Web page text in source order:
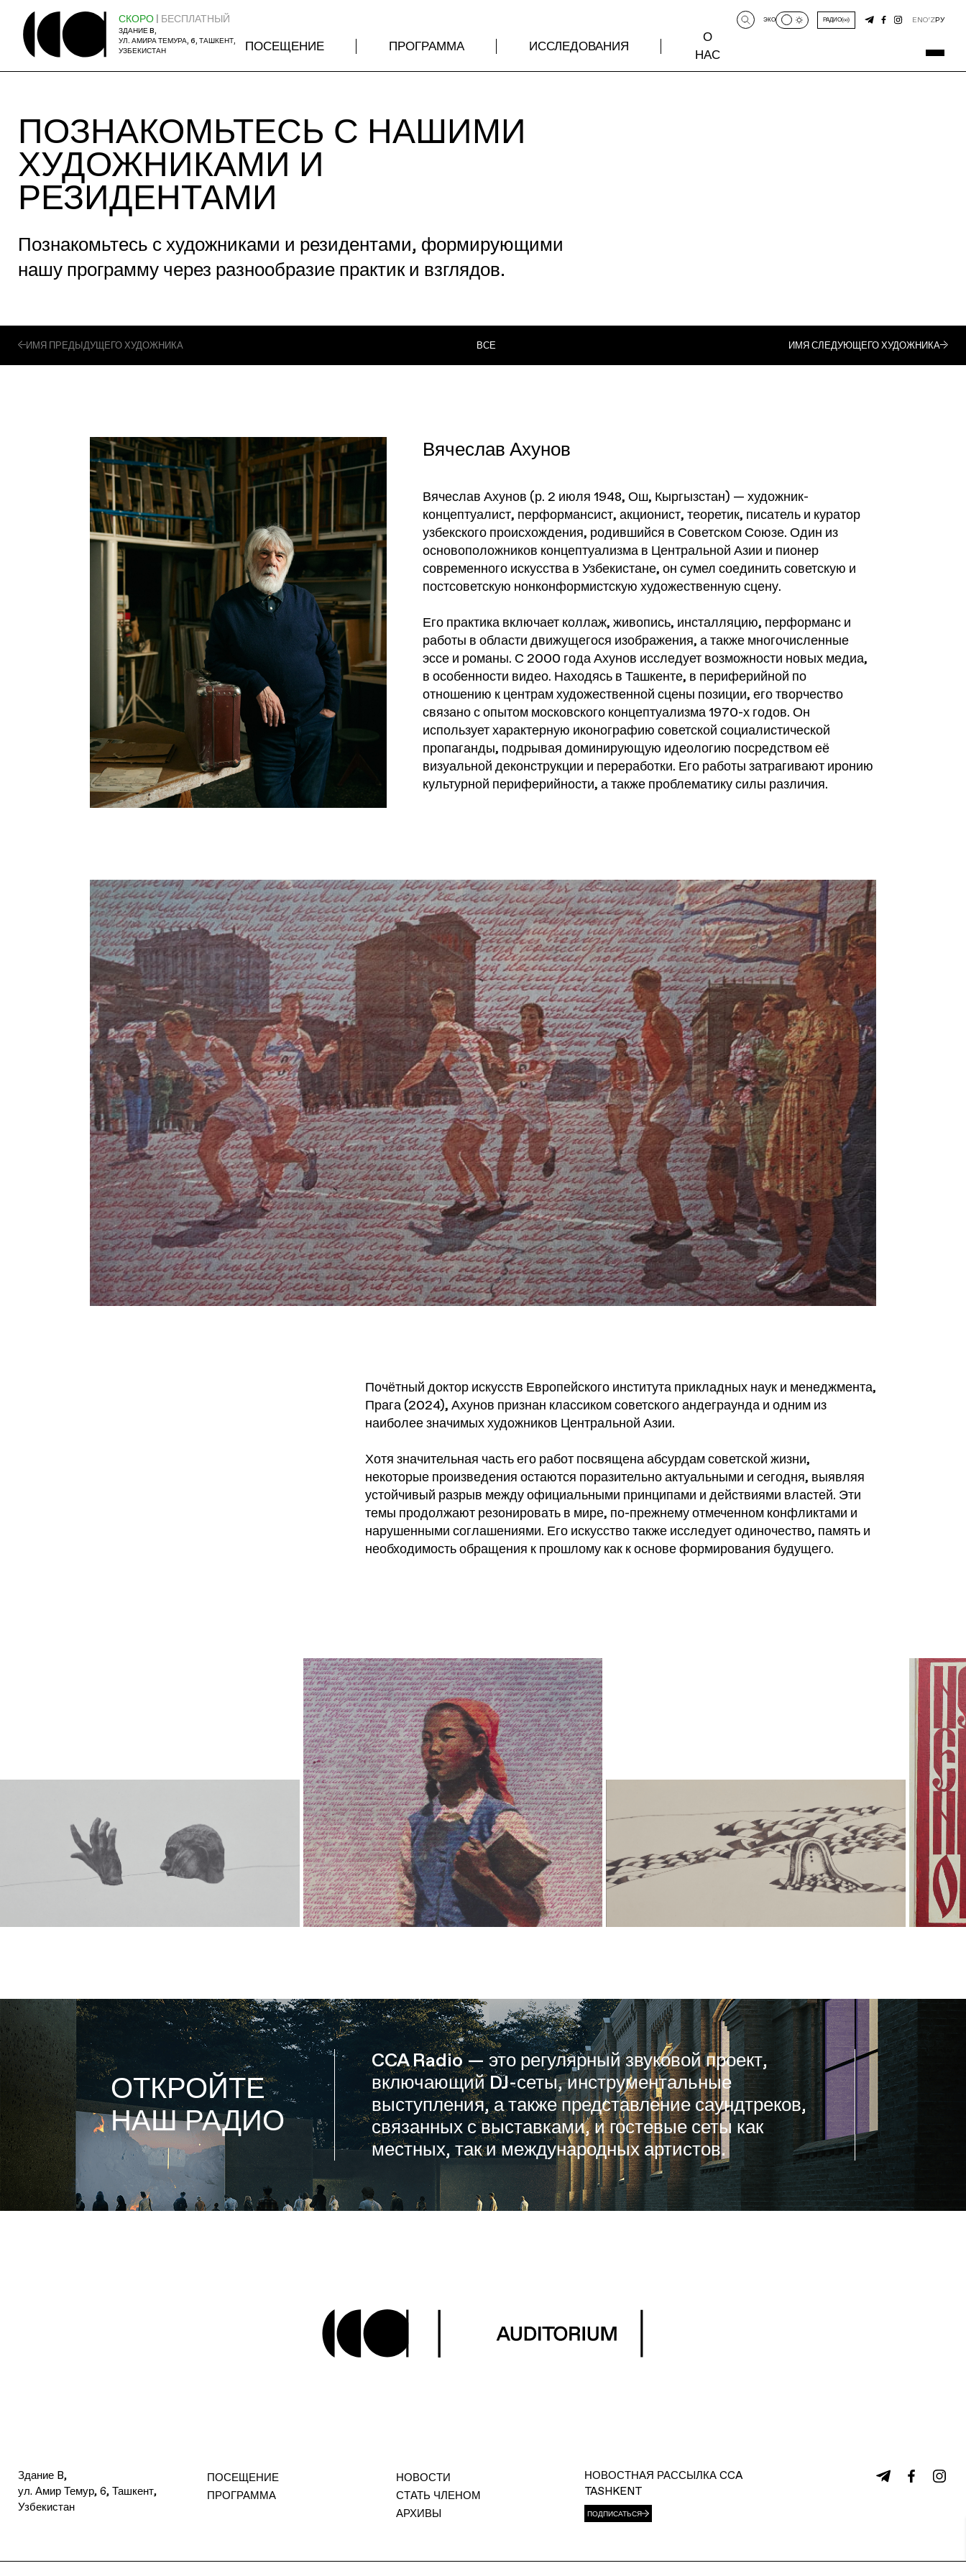
СКОРО | БЕСПЛАТНЫЙ
ЗДАНИЕ B,
УЛ. АМИРА ТЕМУРА, 6, ТАШКЕНТ,
УЗБЕКИСТАН
ПОСЕЩЕНИЕ ПРОГРАММА ИССЛЕДОВАНИЯ
О
НАС
ЭКО РАДИО ENO‘ZРУ
ПОЗНАКОМЬТЕСЬ С НАШИМИ
ХУДОЖНИКАМИ И
РЕЗИДЕНТАМИ
Познакомьтесь с художниками и резидентами, формирующими
нашу программу через разнообразие практик и взглядов.
ИМЯ ПРЕДЫДУЩЕГО ХУДОЖНИКА ВСЕ ИМЯ СЛЕДУЮЩЕГО ХУДОЖНИКА
Вячеслав Ахунов
Вячеслав Ахунов (р. 2 июля 1948, Ош, Кыргызстан) — художник-
концептуалист, перформансист, акционист, теоретик, писатель и куратор
узбекского происхождения, родившийся в Советском Союзе. Один из
основоположников концептуализма в Центральной Азии и пионер
современного искусства в Узбекистане, он сумел соединить советскую и
постсоветскую нонконформистскую художественную сцену.
Его практика включает коллаж, живопись, инсталляцию, перформанс и
работы в области движущегося изображения, а также многочисленные
эссе и романы. С 2000 года Ахунов исследует возможности новых медиа,
в особенности видео. Находясь в Ташкенте, в периферийной по
отношению к центрам художественной сцены позиции, его творчество
связано с опытом московского концептуализма 1970-х годов. Он
использует характерную иконографию советской социалистической
пропаганды, подрывая доминирующую идеологию посредством её
визуальной деконструкции и переработки. Его работы затрагивают иронию
культурной периферийности, а также проблематику силы различия.
Почётный доктор искусств Европейского института прикладных наук и менеджмента,
Прага (2024), Ахунов признан классиком советского андеграунда и одним из
наиболее значимых художников Центральной Азии.
Хотя значительная часть его работ посвящена абсурдам советской жизни,
некоторые произведения остаются поразительно актуальными и сегодня, выявляя
устойчивый разрыв между официальными принципами и действиями властей. Эти
темы продолжают резонировать в мире, по-прежнему отмеченном конфликтами и
нарушенными соглашениями. Его искусство также исследует одиночество, память и
необходимость обращения к прошлому как к основе формирования будущего.
ОТКРОЙТЕ
НАШ РАДИО
CCA Radio — это регулярный звуковой проект,
включающий DJ-сеты, инструментальные
выступления, а также представление саундтреков,
связанных с выставками, и гостевые сеты как
местных, так и международных артистов.
Здание B,
ул. Амир Темур, 6, Ташкент,
Узбекистан
ПОСЕЩЕНИЕ
ПРОГРАММА
НОВОСТИ
СТАТЬ ЧЛЕНОМ
АРХИВЫ
НОВОСТНАЯ РАССЫЛКА CCA
TASHKENT
ПОДПИСАТЬСЯ